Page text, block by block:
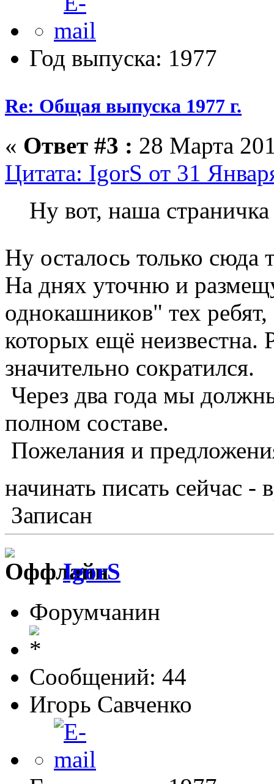
Год выпуска: 1977
Re: Общая выпуска 1977 г.
« Ответ #3 : 28 Марта
Цитата: IgorS от 31
Ну вот, наша
Ну осталось только
На днях уточню и
однокашников" тех
которых ещё неизвестна.
значительно сократился.
Через два года мы
полном составе.
Пожелания и
начинать писать сейчас
Записан
IgorS
Форумчанин
Сообщений: 44
Игорь Савченко